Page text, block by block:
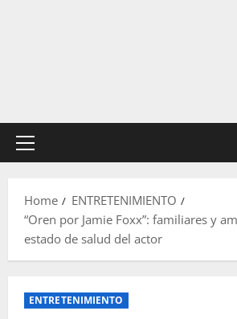
Primary
Home
ENTRETENIMIENTO
“Oren por Jamie Foxx”: familiares y
estado de salud del actor
ENTRETENIMIENTO